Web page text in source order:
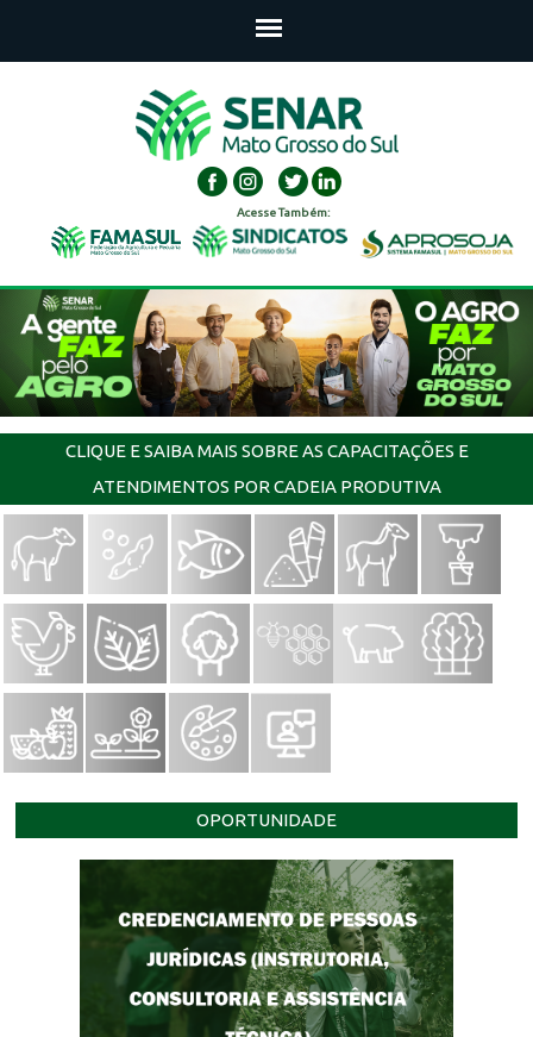
Acesse Também:
CLIQUE E SAIBA MAIS SOBRE AS CAPACITAÇÕES E
ATENDIMENTOS POR CADEIA PRODUTIVA
OPORTUNIDADE